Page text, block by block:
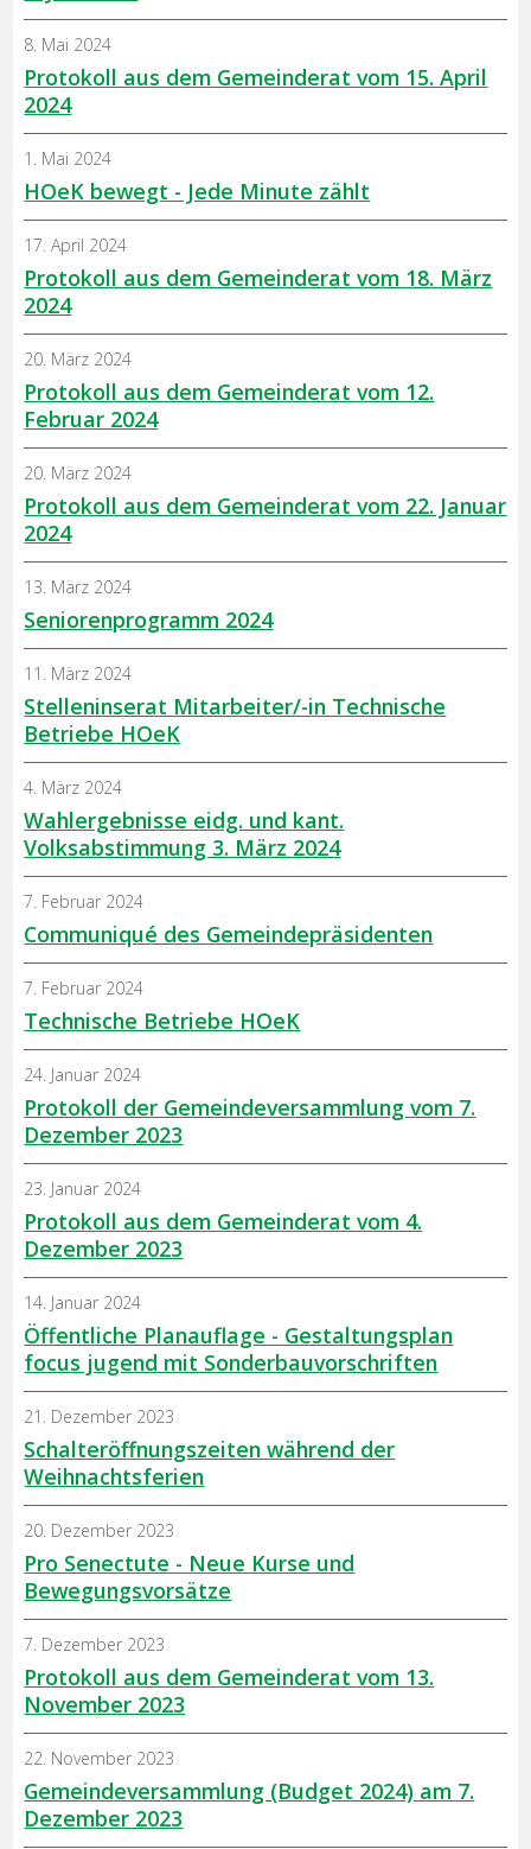
Protokoll aus dem Gemeinderat vom 15. April
2024
8. Mai 2024
HOeK bewegt - Jede Minute zählt
1. Mai 2024
Protokoll aus dem Gemeinderat vom 18. März
2024
17. April 2024
Protokoll aus dem Gemeinderat vom 12.
Februar 2024
20. März 2024
Protokoll aus dem Gemeinderat vom 22. Januar
2024
20. März 2024
Seniorenprogramm 2024
13. März 2024
Stelleninserat Mitarbeiter/-in Technische
Betriebe HOeK
11. März 2024
Wahlergebnisse eidg. und kant.
Volksabstimmung 3. März 2024
4. März 2024
Communiqué des Gemeindepräsidenten
7. Februar 2024
Technische Betriebe HOeK
7. Februar 2024
Protokoll der Gemeindeversammlung vom 7.
Dezember 2023
24. Januar 2024
Protokoll aus dem Gemeinderat vom 4.
Dezember 2023
23. Januar 2024
Öffentliche Planauflage - Gestaltungsplan
focus jugend mit Sonderbauvorschriften
14. Januar 2024
Schalteröffnungszeiten während der
Weihnachtsferien
21. Dezember 2023
Pro Senectute - Neue Kurse und
Bewegungsvorsätze
20. Dezember 2023
Protokoll aus dem Gemeinderat vom 13.
November 2023
7. Dezember 2023
Gemeindeversammlung (Budget 2024) am 7.
Dezember 2023
22. November 2023